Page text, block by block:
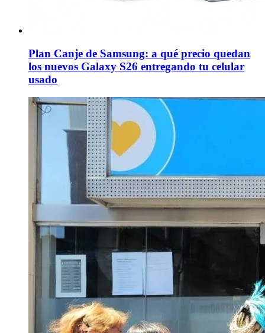
Plan Canje de Samsung: a qué precio quedan
los nuevos Galaxy S26 entregando tu celular
usado